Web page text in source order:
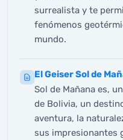
surrealista y te
fenómenos
mundo.
El Geiser Sol de
Sol de Mañana es,
de Bolivia, un
aventura, la
sus impresionantes